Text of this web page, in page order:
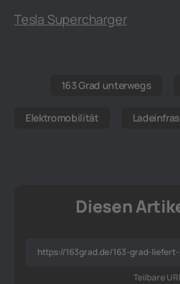
Tesla Supercharger
163 Grad unterwegs
Elektromobilität
Diesen
Teilbare